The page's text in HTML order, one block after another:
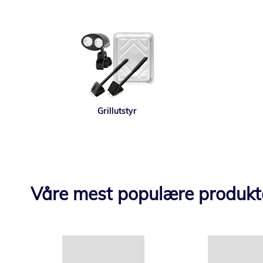
Grillutstyr
Våre mest populære